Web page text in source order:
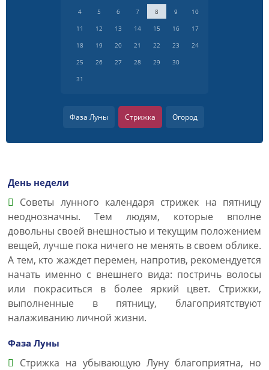
4
5 6 7 8 9
10
11
12 13 14 15 16
17
18
19 20 21 22 23
24
25
26 27 28 29
30
31
Фаза Луны Стрижка Огород
День недели
Советы лунного календаря стрижек на пятницу
неоднозначны. Тем людям, которые вполне
довольны своей внешностью и текущим положением
вещей, лучше пока ничего не менять в своем облике.
А тем, кто жаждет перемен, напротив, рекомендуется
начать именно с внешнего вида: постричь волосы
или покраситься в более яркий цвет. Стрижки,
выполненные в пятницу, благоприятствуют
налаживанию личной жизни.
Фаза Луны
Стрижка на убывающую Луну благоприятна, но